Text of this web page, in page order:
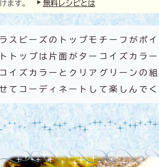
ます。
無料レシピとは
スビーズのトップモチーフがポ
トップは片面がターコイズカラ
イズカラーとクリアグリーンの
てコーディネートして楽しんで